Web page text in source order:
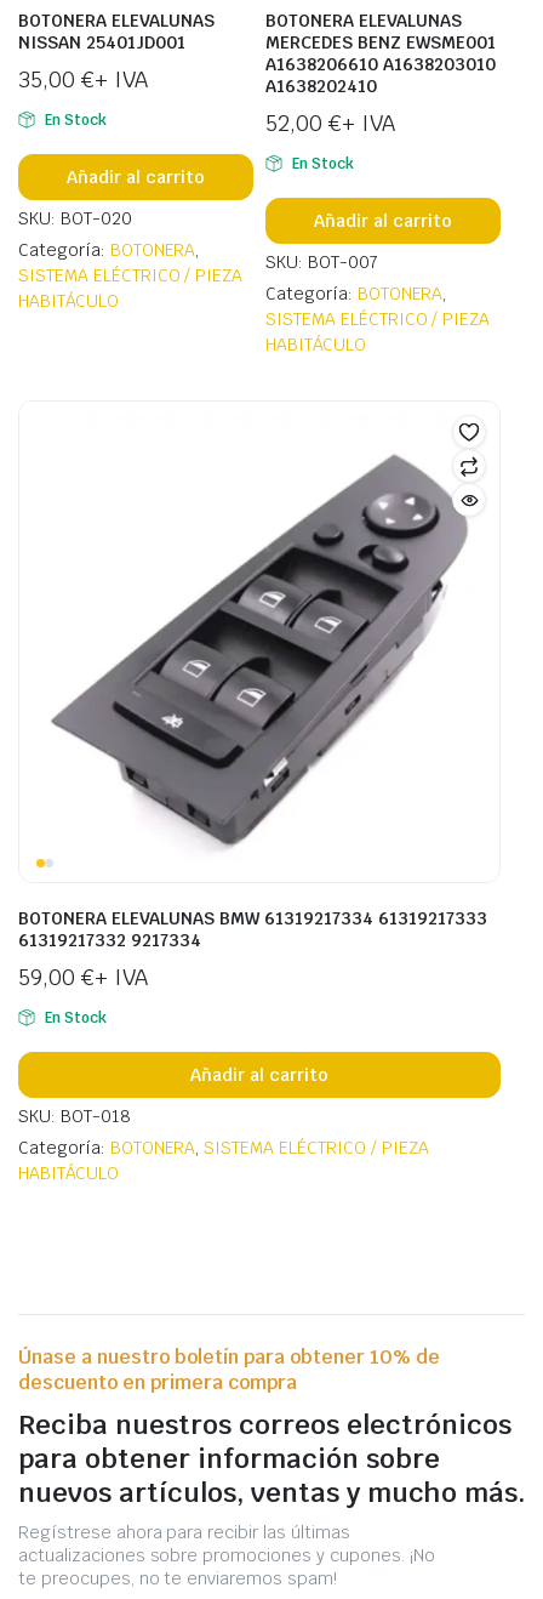
BOTONERA ELEVALUNAS
NISSAN 25401JD001
35,00 €+ IVA
En Stock
Añadir al carrito
SKU: BOT-020
Categoría: BOTONERA,
SISTEMA ELÉCTRICO / PIEZA
HABITÁCULO
BOTONERA ELEVALUNAS
MERCEDES BENZ EWSME001
A1638206610 A1638203010
A1638202410
52,00 €+ IVA
En Stock
Añadir al carrito
SKU: BOT-007
Categoría: BOTONERA,
SISTEMA ELÉCTRICO / PIEZA
HABITÁCULO
BOTONERA ELEVALUNAS BMW 61319217334 61319217333
61319217332 9217334
59,00 €+ IVA
En Stock
Añadir al carrito
SKU: BOT-018
Categoría: BOTONERA,SISTEMA ELÉCTRICO / PIEZA
HABITÁCULO
Únase a nuestro boletín para obtener 10% de
descuento en primera compra
Reciba nuestros correos electrónicos
para obtener información sobre
nuevos artículos, ventas y mucho más.
Regístrese ahora para recibir las últimas
actualizaciones sobre promociones y cupones. ¡No
te preocupes, no te enviaremos spam!